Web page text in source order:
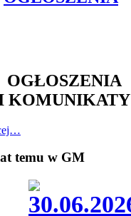
OGŁOSZENIA
KOMUNIKATY
temu w GM